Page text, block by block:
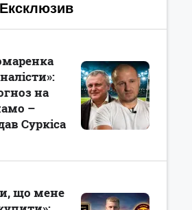
Ексклюзив
на
–
Суркіса
що мене